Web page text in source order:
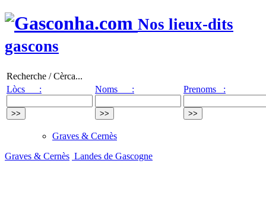
Nos lieux-dits
gascons
Recherche / Cèrca...
Lòcs :
Noms : Prenoms :
Graves & Cernès
Graves & Cernès Landes de Gascogne